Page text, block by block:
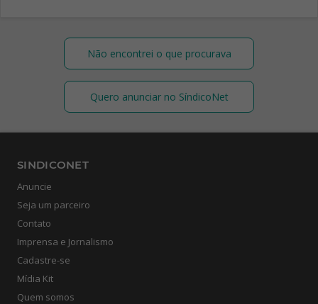
Não encontrei o que procurava
Quero anunciar no SíndicoNet
SINDICONET
Anuncie
Seja um parceiro
Contato
Imprensa e Jornalismo
Cadastre-se
Mídia Kit
Quem somos